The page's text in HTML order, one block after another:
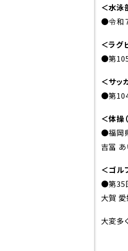
入試に
入試イ
デジタ
フレット
MEDIA
資料請求
寮につ
＜水泳
●令和
＜ラグ
●第
＜サッ
●第
＜体操
●福岡
吉冨 あ
＜ゴル
●第35
大賀 愛
大変多